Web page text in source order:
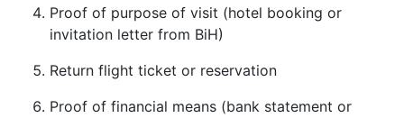
Proof of purpose of visit (hotel booking or
invitation letter from BiH)
Return flight ticket or reservation
Proof of financial means (bank statement or